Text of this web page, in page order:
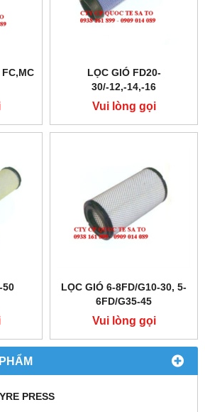
PRESS
LỌC GIÓ FD20-
30/-12,-14,-16
Vui lòng gọi
50
LỌC GIÓ 6-8FD/G10-30, 5-
6FD/G35-45
Vui lòng gọi